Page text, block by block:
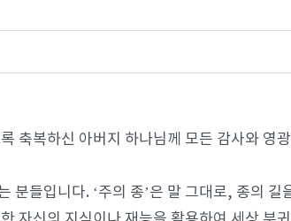
축복하신 아버지 하나님께 모든 감사와 영
분들입니다. ‘주의 종’은 말 그대로, 종의 길